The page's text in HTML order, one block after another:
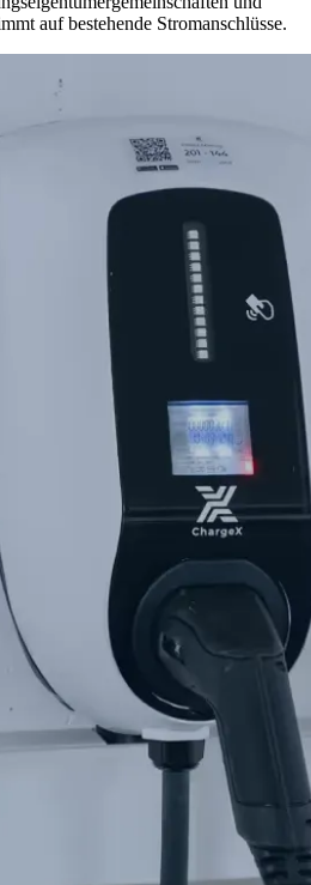
auf bestehende Stromanschlüsse.